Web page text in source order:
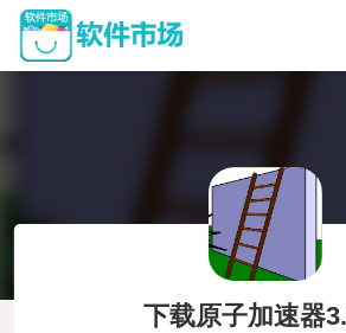
下载原子加速器